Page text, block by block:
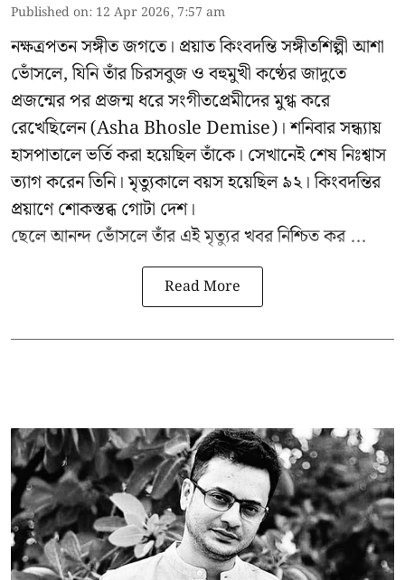
Published on: 12 Apr 2026, 7:57 am
নক্ষত্রপতন সঙ্গীত জগতে। প্রয়াত কিংবদন্তি সঙ্গীতশিল্পী আশা
ভোঁসলে, যিনি তাঁর চিরসবুজ ও বহুমুখী কণ্ঠের জাদুতে
প্রজন্মের পর প্রজন্ম ধরে সংগীতপ্রেমীদের মুগ্ধ করে
রেখেছিলেন (Asha Bhosle Demise)। শনিবার সন্ধ্যায়
হাসপাতালে ভর্তি করা হয়েছিল তাঁকে। সেখানেই শেষ নিঃশ্বাস
ত্যাগ করেন তিনি। মৃত্যুকালে বয়স হয়েছিল ৯২। কিংবদন্তির
প্রয়াণে শোকস্তব্ধ গোটা দেশ।
ছেলে আনন্দ ভোঁসলে তাঁর এই মৃত্যুর খবর নিশ্চিত কর ...
Read More